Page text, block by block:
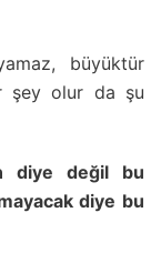
büyüktür
şey olur da şu
diye değil bu
diye bu